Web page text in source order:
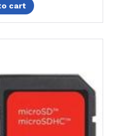
cart